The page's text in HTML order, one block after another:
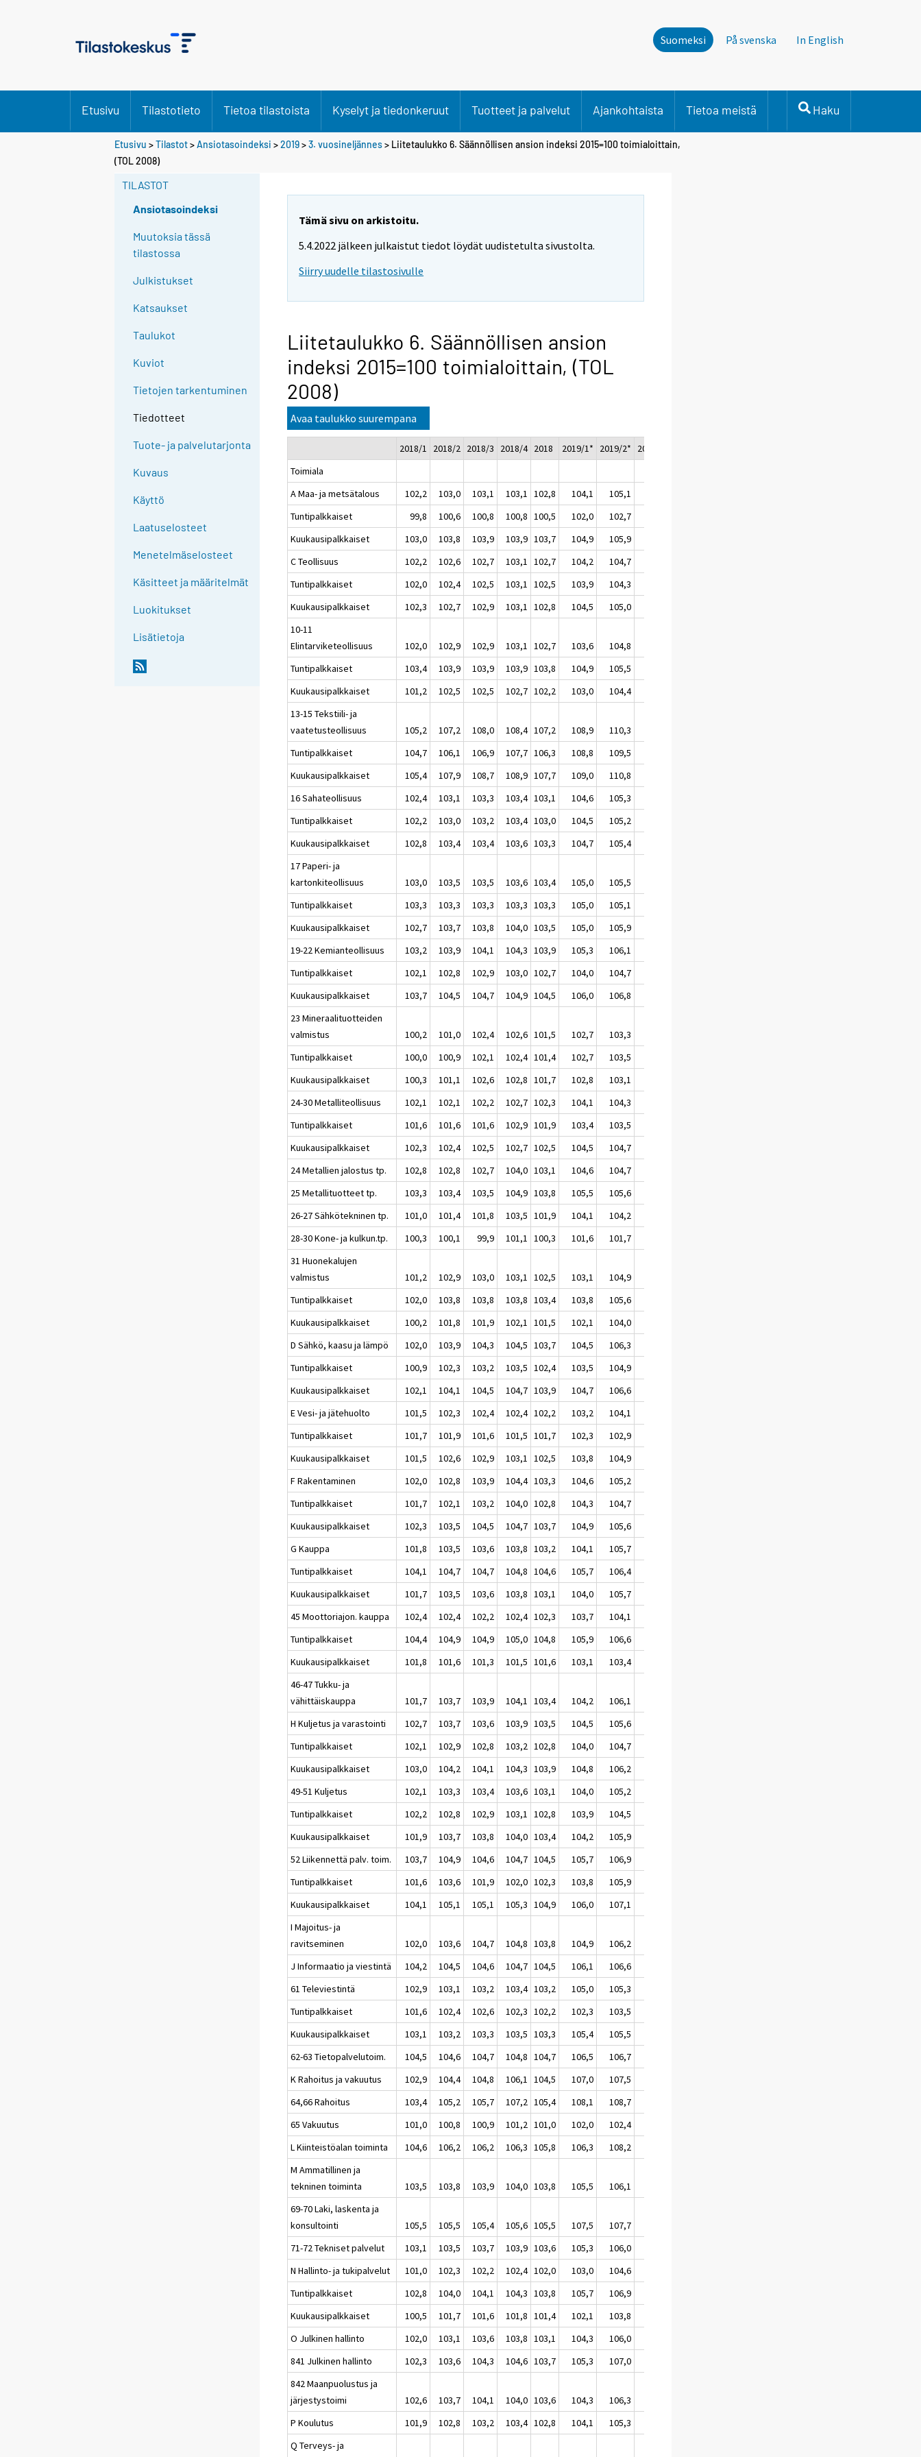
Suomeksi På svenska In English
Etusivu Tilastotieto Tietoa tilastoista Kyselyt ja tiedonkeruut Tuotteet ja palvelut Ajankohtaista Tietoa meistä Haku
Etusivu >Tilastot>Ansiotasoindeksi >2019>3. vuosineljännes> Liitetaulukko 6. Säännöllisen ansion indeksi 2015=100 toimialoittain,
(TOL 2008)
TILASTOT
Ansiotasoindeksi
Muutoksia tässä
tilastossa
Julkistukset
Katsaukset
Taulukot
Kuviot
Tietojen tarkentuminen
Tiedotteet
Tuote- ja palvelutarjonta
Kuvaus
Käyttö
Laatuselosteet
Menetelmäselosteet
Käsitteet ja määritelmät
Luokitukset
Lisätietoja
Tämä sivu on arkistoitu.
5.4.2022 jälkeen julkaistut tiedot löydät uudistetulta sivustolta.
Siirry uudelle tilastosivulle
Liitetaulukko 6. Säännöllisen ansion
indeksi 2015=100 toimialoittain, (TOL
2008)
Avaa taulukko suurempana
2018/1 2018/2 2018/3 2018/4 2018 2019/1* 2019/2*
2019/3*
Toimiala
A Maa- ja metsätalous
102,2 103,0 103,1 103,1 102,8 104,1 105,1
Tuntipalkkaiset
99,8 100,6 100,8 100,8 100,5 102,0 102,7
Kuukausipalkkaiset
103,0 103,8 103,9 103,9 103,7 104,9 105,9
C Teollisuus
102,2 102,6 102,7 103,1 102,7 104,2 104,7
Tuntipalkkaiset
102,0 102,4 102,5 103,1 102,5 103,9 104,3
Kuukausipalkkaiset
102,3 102,7 102,9 103,1 102,8 104,5 105,0
10-11
Elintarviketeollisuus
102,0 102,9 102,9 103,1 102,7 103,6 104,8
Tuntipalkkaiset
103,4 103,9 103,9 103,9 103,8 104,9 105,5
Kuukausipalkkaiset
101,2 102,5 102,5 102,7 102,2 103,0 104,4
13-15 Tekstiili- ja
vaatetusteollisuus
105,2 107,2 108,0 108,4 107,2 108,9 110,3
Tuntipalkkaiset
104,7 106,1 106,9 107,7 106,3 108,8 109,5
Kuukausipalkkaiset
105,4 107,9 108,7 108,9 107,7 109,0 110,8
16 Sahateollisuus
102,4 103,1 103,3 103,4 103,1 104,6 105,3
Tuntipalkkaiset
102,2 103,0 103,2 103,4 103,0 104,5 105,2
Kuukausipalkkaiset
102,8 103,4 103,4 103,6 103,3 104,7 105,4
17 Paperi- ja
kartonkiteollisuus
103,0 103,5 103,5 103,6 103,4 105,0 105,5
Tuntipalkkaiset
103,3 103,3 103,3 103,3 103,3 105,0 105,1
Kuukausipalkkaiset
102,7 103,7 103,8 104,0 103,5 105,0 105,9
19-22 Kemianteollisuus
103,2 103,9 104,1 104,3 103,9 105,3 106,1
Tuntipalkkaiset
102,1 102,8 102,9 103,0 102,7 104,0 104,7
Kuukausipalkkaiset
103,7 104,5 104,7 104,9 104,5 106,0 106,8
23 Mineraalituotteiden
valmistus
100,2 101,0 102,4 102,6 101,5 102,7 103,3
Tuntipalkkaiset
100,0 100,9 102,1 102,4 101,4 102,7 103,5
Kuukausipalkkaiset
100,3 101,1 102,6 102,8 101,7 102,8 103,1
24-30 Metalliteollisuus
102,1 102,1 102,2 102,7 102,3 104,1 104,3
Tuntipalkkaiset
101,6 101,6 101,6 102,9 101,9 103,4 103,5
Kuukausipalkkaiset
102,3 102,4 102,5 102,7 102,5 104,5 104,7
24 Metallien jalostus tp.
102,8 102,8 102,7 104,0 103,1 104,6 104,7
25 Metallituotteet tp.
103,3 103,4 103,5 104,9 103,8 105,5 105,6
26-27 Sähkötekninen tp.
101,0 101,4 101,8 103,5 101,9 104,1 104,2
28-30 Kone- ja kulkun.tp.
100,3 100,1 99,9 101,1 100,3 101,6 101,7
31 Huonekalujen
valmistus
101,2 102,9 103,0 103,1 102,5 103,1 104,9
Tuntipalkkaiset
102,0 103,8 103,8 103,8 103,4 103,8 105,6
Kuukausipalkkaiset
100,2 101,8 101,9 102,1 101,5 102,1 104,0
D Sähkö, kaasu ja lämpö
102,0 103,9 104,3 104,5 103,7 104,5 106,3
Tuntipalkkaiset
100,9 102,3 103,2 103,5 102,4 103,5 104,9
Kuukausipalkkaiset
102,1 104,1 104,5 104,7 103,9 104,7 106,6
E Vesi- ja jätehuolto
101,5 102,3 102,4 102,4 102,2 103,2 104,1
Tuntipalkkaiset
101,7 101,9 101,6 101,5 101,7 102,3 102,9
Kuukausipalkkaiset
101,5 102,6 102,9 103,1 102,5 103,8 104,9
F Rakentaminen
102,0 102,8 103,9 104,4 103,3 104,6 105,2
Tuntipalkkaiset
101,7 102,1 103,2 104,0 102,8 104,3 104,7
Kuukausipalkkaiset
102,3 103,5 104,5 104,7 103,7 104,9 105,6
G Kauppa
101,8 103,5 103,6 103,8 103,2 104,1 105,7
Tuntipalkkaiset
104,1 104,7 104,7 104,8 104,6 105,7 106,4
Kuukausipalkkaiset
101,7 103,5 103,6 103,8 103,1 104,0 105,7
45 Moottoriajon. kauppa
102,4 102,4 102,2 102,4 102,3 103,7 104,1
Tuntipalkkaiset
104,4 104,9 104,9 105,0 104,8 105,9 106,6
Kuukausipalkkaiset
101,8 101,6 101,3 101,5 101,6 103,1 103,4
46-47 Tukku- ja
vähittäiskauppa
101,7 103,7 103,9 104,1 103,4 104,2 106,1
H Kuljetus ja varastointi
102,7 103,7 103,6 103,9 103,5 104,5 105,6
Tuntipalkkaiset
102,1 102,9 102,8 103,2 102,8 104,0 104,7
Kuukausipalkkaiset
103,0 104,2 104,1 104,3 103,9 104,8 106,2
49-51 Kuljetus
102,1 103,3 103,4 103,6 103,1 104,0 105,2
Tuntipalkkaiset
102,2 102,8 102,9 103,1 102,8 103,9 104,5
Kuukausipalkkaiset
101,9 103,7 103,8 104,0 103,4 104,2 105,9
52 Liikennettä palv. toim.
103,7 104,9 104,6 104,7 104,5 105,7 106,9
Tuntipalkkaiset
101,6 103,6 101,9 102,0 102,3 103,8 105,9
Kuukausipalkkaiset
104,1 105,1 105,1 105,3 104,9 106,0 107,1
I Majoitus- ja
ravitseminen
102,0 103,6 104,7 104,8 103,8 104,9 106,2
J Informaatio ja viestintä
104,2 104,5 104,6 104,7 104,5 106,1 106,6
61 Televiestintä
102,9 103,1 103,2 103,4 103,2 105,0 105,3
Tuntipalkkaiset
101,6 102,4 102,6 102,3 102,2 102,3 103,5
Kuukausipalkkaiset
103,1 103,2 103,3 103,5 103,3 105,4 105,5
62-63 Tietopalvelutoim.
104,5 104,6 104,7 104,8 104,7 106,5 106,7
K Rahoitus ja vakuutus
102,9 104,4 104,8 106,1 104,5 107,0 107,5
64,66 Rahoitus
103,4 105,2 105,7 107,2 105,4 108,1 108,7
65 Vakuutus
101,0 100,8 100,9 101,2 101,0 102,0 102,4
L Kiinteistöalan toiminta
104,6 106,2 106,2 106,3 105,8 106,3 108,2
M Ammatillinen ja
tekninen toiminta
103,5 103,8 103,9 104,0 103,8 105,5 106,1
69-70 Laki, laskenta ja
konsultointi
105,5 105,5 105,4 105,6 105,5 107,5 107,7
71-72 Tekniset palvelut
103,1 103,5 103,7 103,9 103,6 105,3 106,0
N Hallinto- ja tukipalvelut
101,0 102,3 102,2 102,4 102,0 103,0 104,6
Tuntipalkkaiset
102,8 104,0 104,1 104,3 103,8 105,7 106,9
Kuukausipalkkaiset
100,5 101,7 101,6 101,8 101,4 102,1 103,8
O Julkinen hallinto
102,0 103,1 103,6 103,8 103,1 104,3 106,0
841 Julkinen hallinto
102,3 103,6 104,3 104,6 103,7 105,3 107,0
842 Maanpuolustus ja
järjestystoimi
102,6 103,7 104,1 104,0 103,6 104,3 106,3
P Koulutus
101,9 102,8 103,2 103,4 102,8 104,1 105,3
Q Terveys- ja